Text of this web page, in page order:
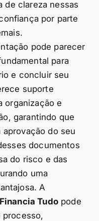
de clareza nessas
por parte
pode parecer
para
e concluir seu
suporte
organização e
garantindo que
do seu
documentos
do risco e das
uma
A
Financia Tudopode
processo,